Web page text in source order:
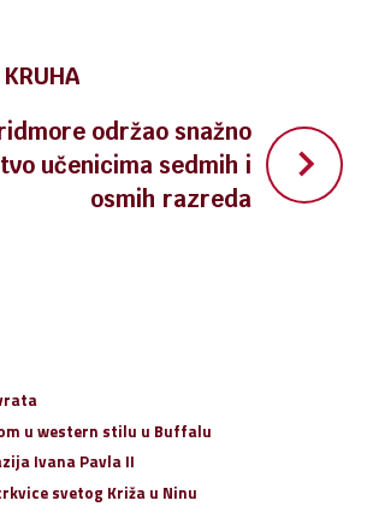
održao snažno
učenicima sedmih i
osmih razreda
u western stilu u Buffalu
Ivana Pavla II
svetog Križa u Ninu